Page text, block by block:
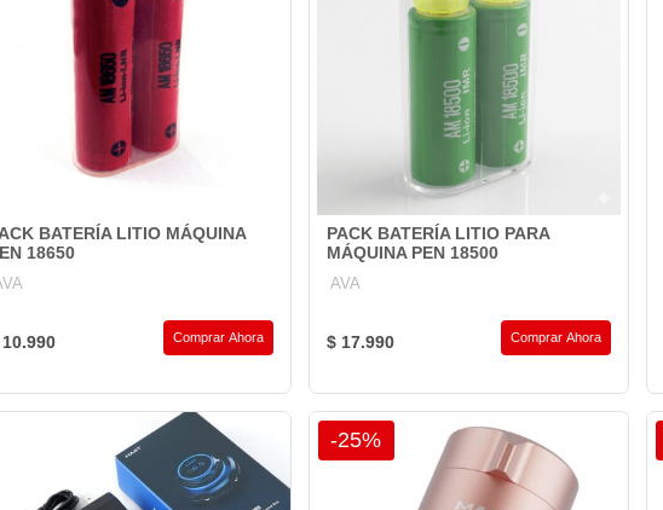
BATERÍA LITIO MÁQUINA
18650
Comprar Ahora
PACK BATERÍA LITIO PARA
MÁQUINA PEN 18500
AVA
$ 17.990 Comprar Ahora
-25%